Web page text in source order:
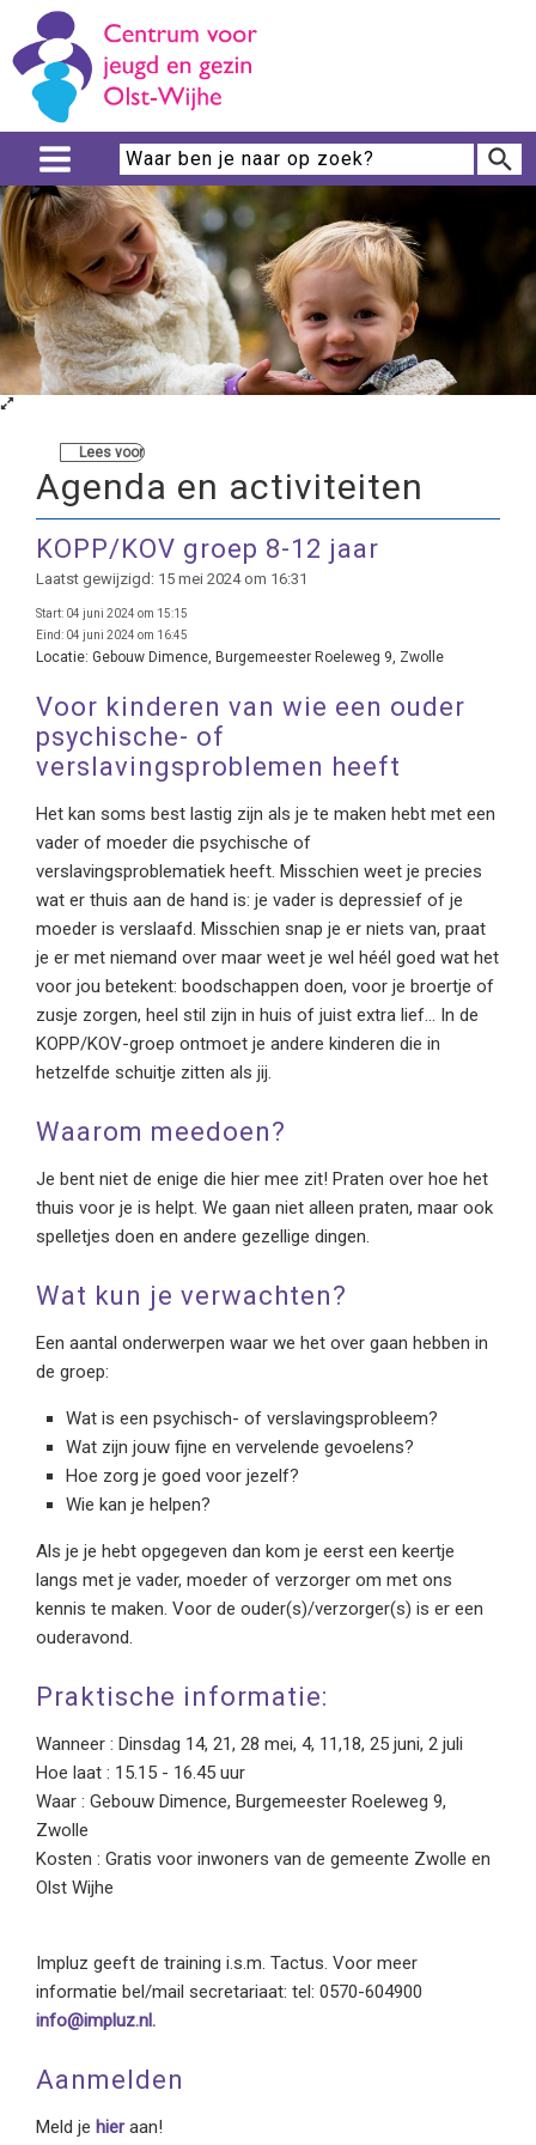
Lees voor
Agenda en activiteiten
KOPP/KOV groep 8-12 jaar
Laatst gewijzigd: 15 mei 2024 om 16:31
Start: 04 juni 2024 om 15:15
Eind: 04 juni 2024 om 16:45
Locatie: Gebouw Dimence, Burgemeester Roeleweg 9, Zwolle
Voor kinderen van wie een ouder
psychische- of
verslavingsproblemen heeft
Het kan soms best lastig zijn als je te maken hebt met een
vader of moeder die psychische of
verslavingsproblematiek heeft. Misschien weet je precies
wat er thuis aan de hand is: je vader is depressief of je
moeder is verslaafd. Misschien snap je er niets van, praat
je er met niemand over maar weet je wel héél goed wat het
voor jou betekent: boodschappen doen, voor je broertje of
zusje zorgen, heel stil zijn in huis of juist extra lief… In de
KOPP/KOV-groep ontmoet je andere kinderen die in
hetzelfde schuitje zitten als jij.
Waarom meedoen?
Je bent niet de enige die hier mee zit! Praten over hoe het
thuis voor je is helpt. We gaan niet alleen praten, maar ook
spelletjes doen en andere gezellige dingen.
Wat kun je verwachten?
Een aantal onderwerpen waar we het over gaan hebben in
de groep:
Wat is een psychisch- of verslavingsprobleem?
Wat zijn jouw fijne en vervelende gevoelens?
Hoe zorg je goed voor jezelf?
Wie kan je helpen?
Als je je hebt opgegeven dan kom je eerst een keertje
langs met je vader, moeder of verzorger om met ons
kennis te maken. Voor de ouder(s)/verzorger(s) is er een
ouderavond.
Praktische informatie:
Wanneer : Dinsdag 14, 21, 28 mei, 4, 11,18, 25 juni, 2 juli
Hoe laat : 15.15 - 16.45 uur
Waar : Gebouw Dimence, Burgemeester Roeleweg 9,
Zwolle
Kosten : Gratis voor inwoners van de gemeente Zwolle en
Olst Wijhe
Impluz geeft de training i.s.m. Tactus. Voor meer
informatie bel/mail secretariaat: tel: 0570-604900
info@impluz.nl.
Aanmelden
Meld je hieraan!